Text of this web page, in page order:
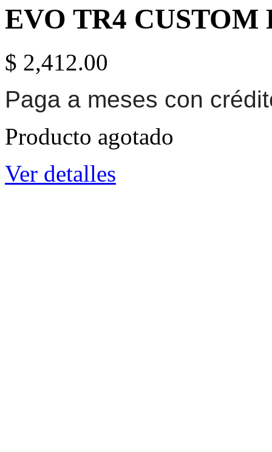
EVO TR4
$ 2,412.00
Paga a meses con
Producto agotado
Ver detalles